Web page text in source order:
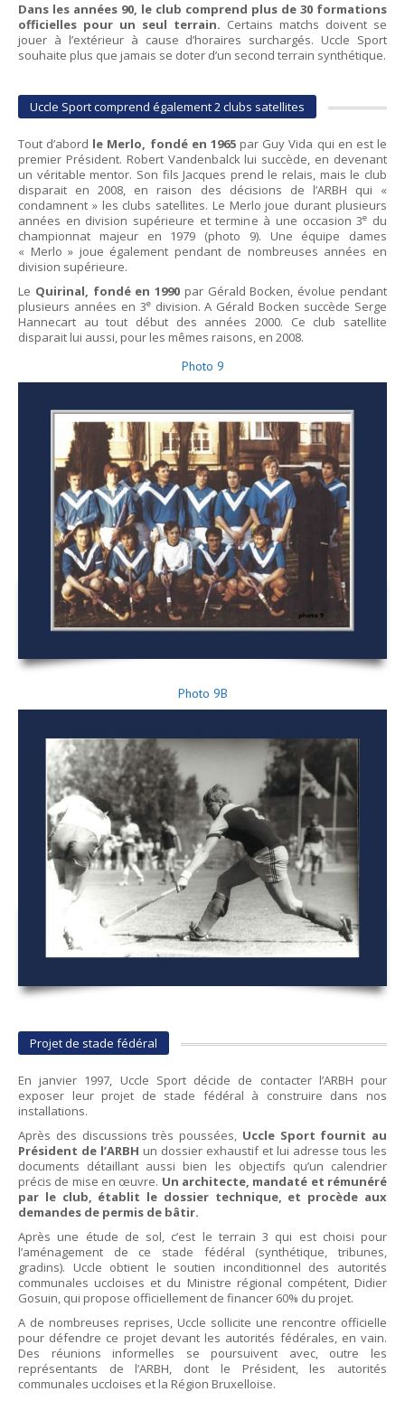
Dans les années 90, le club comprend plus de 30 formations
officielles pour un seul terrain. Certains matchs doivent se
jouer à l’extérieur à cause d’horaires surchargés. Uccle Sport
souhaite plus que jamais se doter d’un second terrain synthétique.
Uccle Sport comprend également 2 clubs satellites
Tout d’abord le Merlo, fondé en 1965par Guy Vida qui en est le
premier Président. Robert Vandenbalck lui succède, en devenant
un véritable mentor. Son fils Jacques prend le relais, mais le club
disparait en 2008, en raison des décisions de l’ARBH qui «
condamnent » les clubs satellites. Le Merlo joue durant plusieurs
années en division supérieure et termine à une occasion 3e du
championnat majeur en 1979 (photo 9). Une équipe dames
« Merlo » joue également pendant de nombreuses années en
division supérieure.
Le Quirinal, fondé en 1990 par Gérald Bocken, évolue pendant
plusieurs années en 3edivision. A Gérald Bocken succède Serge
Hannecart au tout début des années 2000. Ce club satellite
disparait lui aussi, pour les mêmes raisons, en 2008.
Photo 9
Photo 9B
Projet de stade fédéral
En janvier 1997, Uccle Sport décide de contacter l’ARBH pour
exposer leur projet de stade fédéral à construire dans nos
installations.
Après des discussions très poussées, Uccle Sport fournit au
Président de l’ARBH un dossier exhaustif et lui adresse tous les
documents détaillant aussi bien les objectifs qu’un calendrier
précis de mise en œuvre. Un architecte, mandaté et rémunéré
par le club, établit le dossier technique, et procède aux
demandes de permis de bâtir.
Après une étude de sol, c’est le terrain 3 qui est choisi pour
l’aménagement de ce stade fédéral (synthétique, tribunes,
gradins). Uccle obtient le soutien inconditionnel des autorités
communales uccloises et du Ministre régional compétent, Didier
Gosuin, qui propose officiellement de financer 60% du projet.
A de nombreuses reprises, Uccle sollicite une rencontre officielle
pour défendre ce projet devant les autorités fédérales, en vain.
Des réunions informelles se poursuivent avec, outre les
représentants de l’ARBH, dont le Président, les autorités
communales uccloises et la Région Bruxelloise.